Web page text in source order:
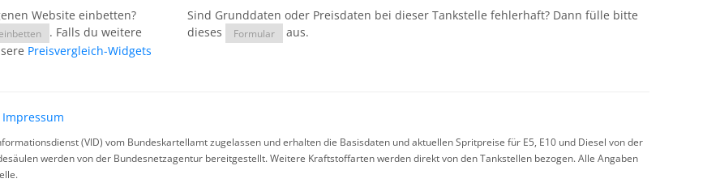
Website einbetten?
. Falls du weitere
Preisvergleich-Widgets
Sind Grunddaten oder Preisdaten bei dieser Tankstelle fehlerhaft? Dann fülle bitte
dieses
Formular aus.
Impressum
(VID) vom Bundeskartellamt zugelassen und erhalten die Basisdaten und aktuellen Spritpreise für E5, E10 und Diesel von der
werden von der Bundesnetzagentur bereitgestellt. Weitere Kraftstoffarten werden direkt von den Tankstellen bezogen. Alle Angaben